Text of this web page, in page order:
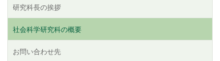
研究科長の挨拶
社会科学研究科の概要
お問い合わせ先